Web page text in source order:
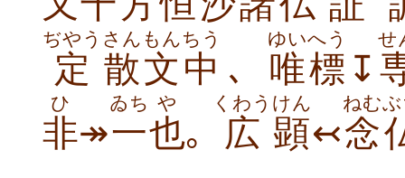
定
ぢやう
散
さん
文中
もんちう
､ 唯
ゆい
標
へう
↧
せ
非
ひ
↠一
ゐち
也
や
｡ 広
くわう
顕
けん
↢念
ねむ